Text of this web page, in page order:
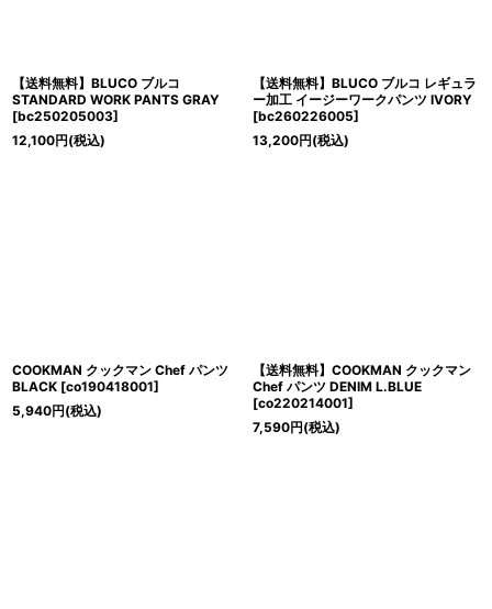
【送料無料】BLUCO ブルコ
STANDARD WORK PANTS GRAY
[bc250205003]
12,100円(税込)
【送料無料】BLUCO ブルコ レギュラ
ー加工 イージーワークパンツ IVORY
[bc260226005]
13,200円(税込)
COOKMAN クックマン Chef パンツ
BLACK [co190418001]
5,940円(税込)
【送料無料】COOKMAN クックマン
Chef パンツ DENIM L.BLUE
[co220214001]
7,590円(税込)